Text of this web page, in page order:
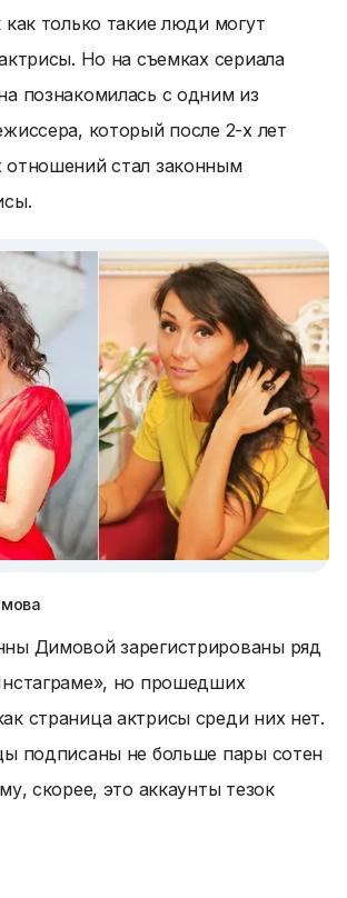
как только такие люди могут
Но на съемках сериала
познакомилась с одним из
который после 2-х лет
отношений стал законным
Димовой зарегистрированы ряд
но прошедших
страница актрисы среди них нет.
подписаны не больше пары сотен
скорее, это аккаунты тезок